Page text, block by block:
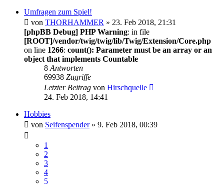
Umfragen zum Spiel!
von THORHAMMER » 23. Feb 2018, 21:31
[phpBB Debug] PHP Warning: in file
[ROOT]/vendor/twig/twig/lib/Twig/Extension/Core.php
on line 1266: count(): Parameter must be an array or an
object that implements Countable
8 Antworten
69938 Zugriffe
Letzter Beitrag von Hirschquelle
24. Feb 2018, 14:41
Hobbies
von Seifenspender» 9. Feb 2018, 00:39
1
2
3
4
5